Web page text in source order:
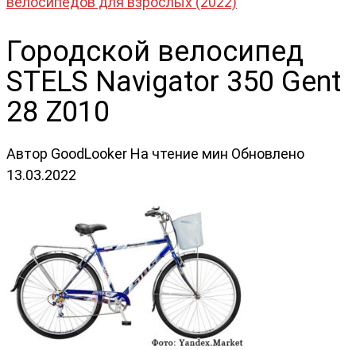
Городской велосипед
STELS Navigator 350 Gent
28 Z010
Автор GoodLooker На чтение мин Обновлено
13.03.2022